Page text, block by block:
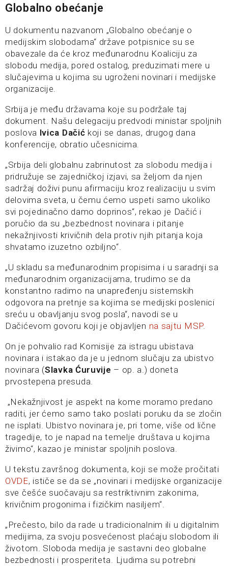
Globalno obećanje
U dokumentu nazvanom „Globalno obećanje o
medijskim slobodama“ države potpisnice su se
obavezale da će kroz međunarodnu Koaliciju za
slobodu medija, pored ostalog, preduzimati mere u
slučajevima u kojima su ugroženi novinari i medijske
organizacije.
Srbija je među državama koje su podržale taj
dokument. Našu delegaciju predvodi ministar spoljnih
poslova Ivica Dačić koji se danas, drugog dana
konferencije, obratio učesnicima.
„Srbija deli globalnu zabrinutost za slobodu medija i
pridružuje se zajedničkoj izjavi, sa željom da njen
sadržaj doživi punu afirmaciju kroz realizaciju u svim
delovima sveta, u čemu ćemo uspeti samo ukoliko
svi pojedinačno damo doprinos“, rekao je Dačić i
poručio da su „bezbednost novinara i pitanje
nekažnjivosti krivičnih dela protiv njih pitanja koja
shvatamo izuzetno ozbiljno“.
„U skladu sa međunarodnim propisima i u saradnji sa
međunarodnim organizacijama, trudimo se da
konstantno radimo na unapređenju sistemskih
odgovora na pretnje sa kojima se medijski poslenici
sreću u obavljanju svog posla“, navodi se u
Dačićevom govoru koji je objavljen na sajtu MSP.
On je pohvalio rad Komisije za istragu ubistava
novinara i istakao da je u jednom slučaju za ubistvo
novinara (Slavka Ćuruvije – op. a.) doneta
prvostepena presuda.
„Nekažnjivost je aspekt na kome moramo predano
raditi, jer ćemo samo tako poslati poruku da se zločin
ne isplati. Ubistvo novinara je, pri tome, više od lične
tragedije, to je napad na temelje društava u kojima
živimo“, kazao je ministar spoljnih poslova.
U tekstu završnog dokumenta, koji se može pročitati
OVDE, ističe se da se „novinari i medijske organizacije
sve češće suočavaju sa restriktivnim zakonima,
krivičnim progonima i fizičkim nasiljem“.
„Prečesto, bilo da rade u tradicionalnim ili u digitalnim
medijima, za svoju posvećenost plaćaju slobodom ili
životom. Sloboda medija je sastavni deo globalne
bezbednosti i prosperiteta. Ljudima su potrebni